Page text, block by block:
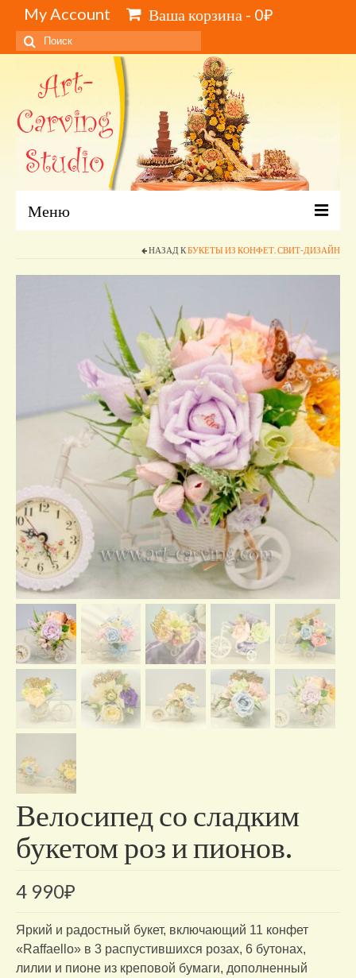
My Account Ваша корзина - 0₽
Искать:
Меню
Каталог и цены
Обучение карвингу, свиту, видеокурсы
Инструменты
Отзывы о нас
Контакты/доставка
НАЗАД КБУКЕТЫ ИЗ КОНФЕТ. СВИТ-ДИЗАЙН
Велосипед со сладким
букетом роз и пионов.
4 990₽
Яркий и радостный букет, включающий 11 конфет
«Raffaello» в 3 распустившихся розах, 6 бутонах,
лилии и пионе из креповой бумаги, дополненный